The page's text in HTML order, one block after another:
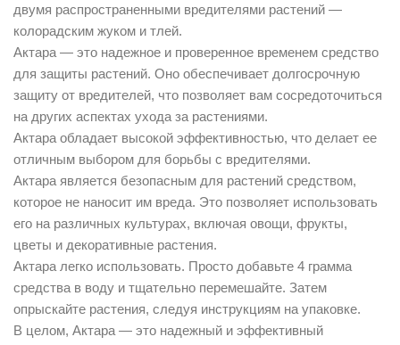
двумя распространенными вредителями растений —
колорадским жуком и тлей.
Актара — это надежное и проверенное временем средство
для защиты растений. Оно обеспечивает долгосрочную
защиту от вредителей, что позволяет вам сосредоточиться
на других аспектах ухода за растениями.
Актара обладает высокой эффективностью, что делает ее
отличным выбором для борьбы с вредителями.
Актара является безопасным для растений средством,
которое не наносит им вреда. Это позволяет использовать
его на различных культурах, включая овощи, фрукты,
цветы и декоративные растения.
Актара легко использовать. Просто добавьте 4 грамма
средства в воду и тщательно перемешайте. Затем
опрыскайте растения, следуя инструкциям на упаковке.
В целом, Актара — это надежный и эффективный